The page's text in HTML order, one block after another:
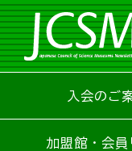
入会のご
加盟館・会員